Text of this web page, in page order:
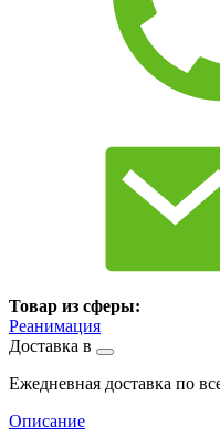
Товар из сферы:
Реанимация
Доставка в
Ежедневная доставка по
Описание